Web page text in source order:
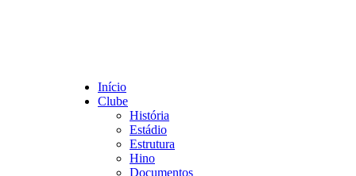
Início
Clube
História
Estádio
Estrutura
Hino
Documentos